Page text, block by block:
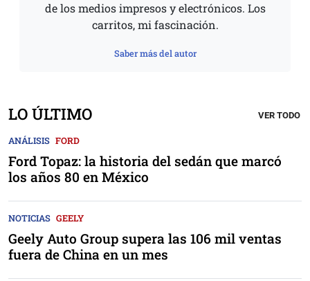
de los medios impresos y electrónicos. Los
carritos, mi fascinación.
Saber más del autor
LO ÚLTIMO VER TODO
ANÁLISIS FORD
Ford Topaz: la historia del sedán que marcó
los años 80 en México
NOTICIAS GEELY
Geely Auto Group supera las 106 mil ventas
fuera de China en un mes